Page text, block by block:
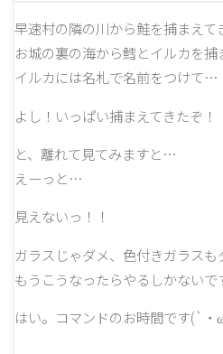
早速村の隣の川から鮭を捕まえて
お城の裏の海から鱈とイルカを捕
イルカには名札で名前をつけて…
よし！いっぱい捕まえてきたぞ！
と、離れて見てみますと…
えーっと…
見えないっ！！
ガラスじゃダメ、色付きガラスも
もうこうなったらやるしかないで
はい。コマンドのお時間です(`・